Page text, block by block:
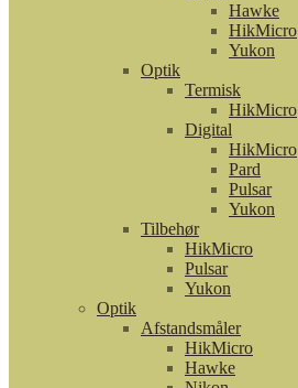
Hawke
HikMicro
Yukon
Optik
Termisk
HikMicro
Digital
HikMicro
Pard
Pulsar
Yukon
Tilbehør
HikMicro
Pulsar
Yukon
Optik
Afstandsmåler
HikMicro
Hawke